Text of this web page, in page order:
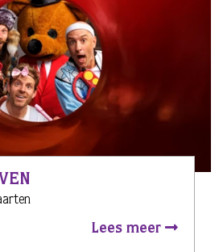
Lees meer